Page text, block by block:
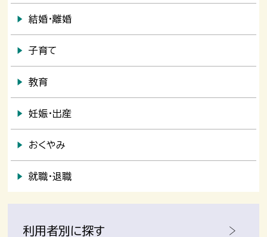
結婚・離婚
子育て
教育
妊娠・出産
おくやみ
就職・退職
利用者別に探す